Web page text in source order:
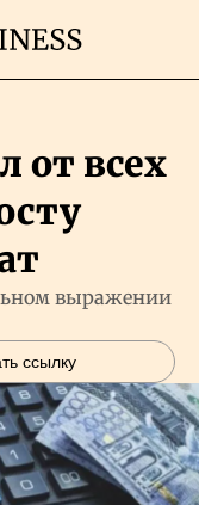
от всех
выражении
ссылку